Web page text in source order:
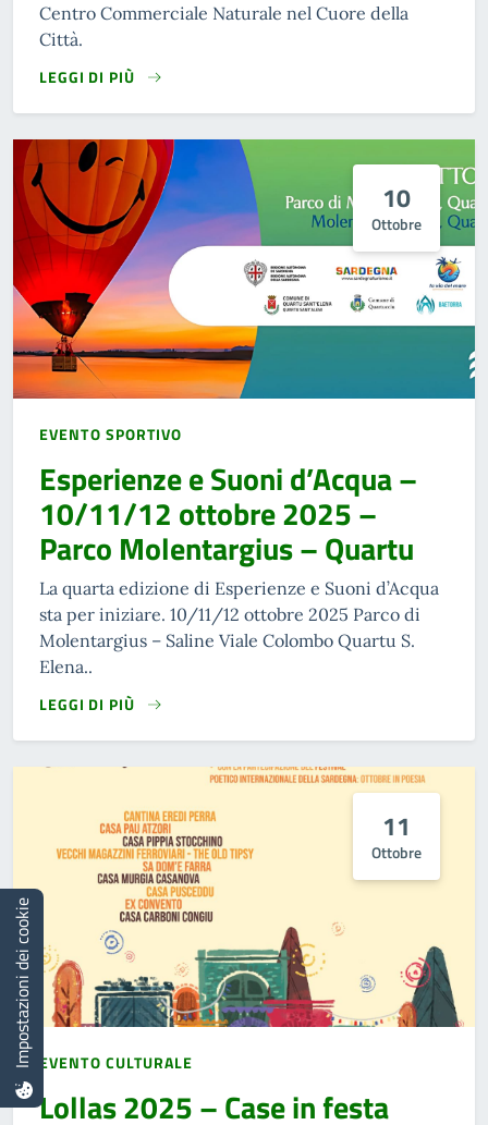
Centro Commerciale Naturale nel Cuore della
Città.
LEGGI DI PIÙ
10
Ottobre
EVENTO SPORTIVO
Esperienze e Suoni d’Acqua –
10/11/12 ottobre 2025 –
Parco Molentargius – Quartu
La quarta edizione di Esperienze e Suoni d’Acqua
sta per iniziare. 10/11/12 ottobre 2025 Parco di
Molentargius – Saline Viale Colombo Quartu S.
Elena..
LEGGI DI PIÙ
11
Ottobre
EVENTO CULTURALE
Lollas 2025 – Case in festa
Impostazioni dei cookie